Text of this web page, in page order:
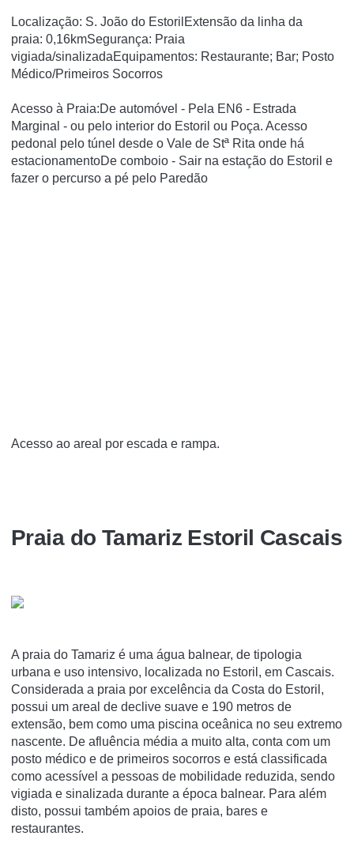
Localização: S. João do EstorilExtensão da linha da
praia: 0,16kmSegurança: Praia
vigiada/sinalizadaEquipamentos: Restaurante; Bar; Posto
Médico/Primeiros Socorros
Acesso à Praia:De automóvel - Pela EN6 - Estrada
Marginal - ou pelo interior do Estoril ou Poça. Acesso
pedonal pelo túnel desde o Vale de Stª Rita onde há
estacionamentoDe comboio - Sair na estação do Estoril e
fazer o percurso a pé pelo Paredão
Acesso ao areal por escada e rampa.
Praia do Tamariz Estoril Cascais
A praia do Tamariz é uma água balnear, de tipologia
urbana e uso intensivo, localizada no Estoril, em Cascais.
Considerada a praia por excelência da Costa do Estoril,
possui um areal de declive suave e 190 metros de
extensão, bem como uma piscina oceânica no seu extremo
nascente. De afluência média a muito alta, conta com um
posto médico e de primeiros socorros e está classificada
como acessí­vel a pessoas de mobilidade reduzida, sendo
vigiada e sinalizada durante a época balnear. Para além
disto, possui também apoios de praia, bares e
restaurantes.